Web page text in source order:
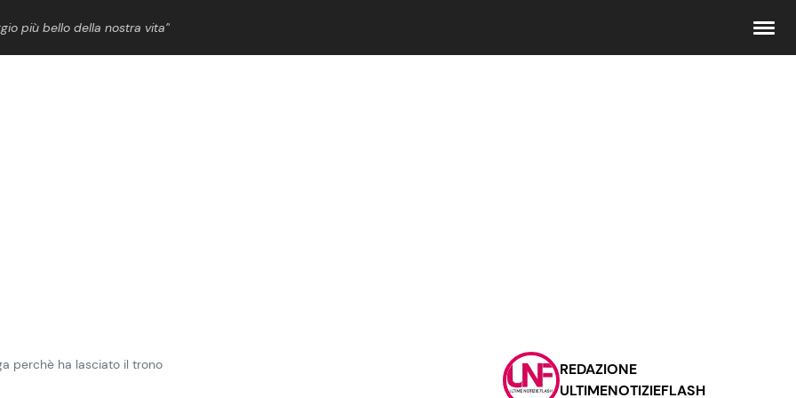
più bello della nostra vita”
Contattaci
Pubblicità
perchè ha lasciato il trono
REDAZIONE
ULTIMENOTIZIEFLASH